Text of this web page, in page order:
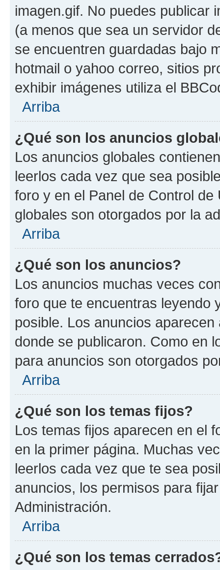
imagen.gif. No puedes publicar
(a menos que sea un servidor
se encuentren guardadas bajo
hotmail o yahoo correo, sitios
exhibir imágenes utiliza el
Arriba
¿Qué son los anuncios
Los anuncios globales
leerlos cada vez que sea
foro y en el Panel de Control
globales son otorgados por la
Arriba
¿Qué son los anuncios?
Los anuncios muchas veces
foro que te encuentras leyendo
posible. Los anuncios
donde se publicaron. Como en
para anuncios son otorgados
Arriba
¿Qué son los temas fijos?
Los temas fijos aparecen en el
en la primer página. Muchas
leerlos cada vez que te sea
anuncios, los permisos para
Administración.
Arriba
¿Qué son los temas